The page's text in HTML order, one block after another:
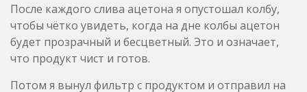
После каждого слива ацетона я опустошал колбу,
чтобы чётко увидеть, когда на дне колбы ацетон
будет прозрачный и бесцветный. Это и означает,
что продукт чист и готов.
Потом я вынул фильтр с продуктом и отправил на